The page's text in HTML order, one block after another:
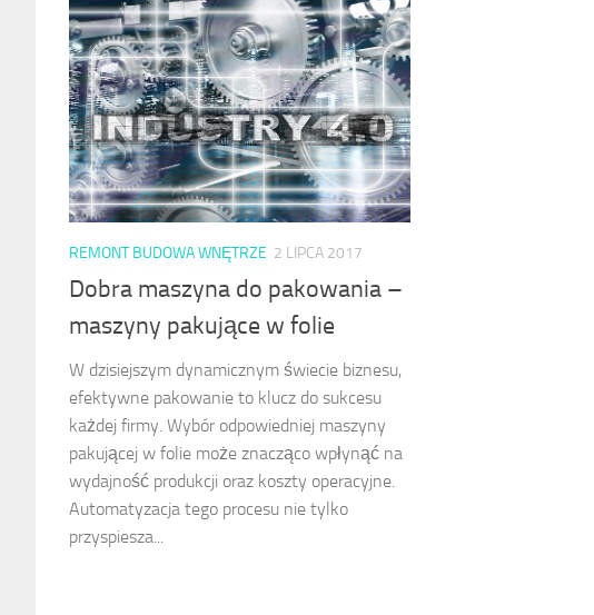
REMONT BUDOWA WNĘTRZE 2 LIPCA 2017
Dobra maszyna do pakowania –
maszyny pakujące w folie
W dzisiejszym dynamicznym świecie biznesu,
efektywne pakowanie to klucz do sukcesu
każdej firmy. Wybór odpowiedniej maszyny
pakującej w folie może znacząco wpłynąć na
wydajność produkcji oraz koszty operacyjne.
Automatyzacja tego procesu nie tylko
przyspiesza...